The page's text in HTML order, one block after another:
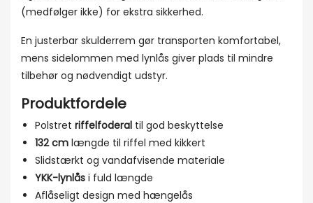
(medfølger ikke) for ekstra sikkerhed.
En justerbar skulderrem gør transporten komfortabel,
mens sidelommen med lynlås giver plads til mindre
tilbehør og nødvendigt udstyr.
Produktfordele
Polstret riffelfoderal til god beskyttelse
132 cm længde til riffel med kikkert
Slidstærkt og vandafvisende materiale
YKK-lynlås i fuld længde
Aflåseligt design med hængelås